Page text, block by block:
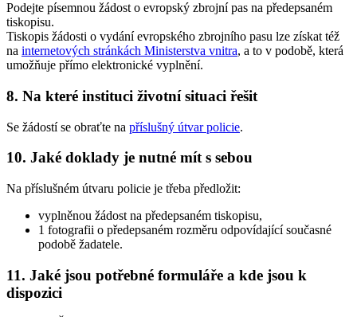
Podejte písemnou žádost o evropský zbrojní pas na předepsaném
tiskopisu.
Tiskopis žádosti o vydání evropského zbrojního pasu lze získat též
na internetových stránkách Ministerstva vnitra, a to v podobě, která
umožňuje přímo elektronické vyplnění.
8. Na které instituci životní situaci řešit
Se žádostí se obraťte na příslušný útvar policie.
10. Jaké doklady je nutné mít s sebou
Na příslušném útvaru policie je třeba předložit:
vyplněnou žádost na předepsaném tiskopisu,
1 fotografii o předepsaném rozměru odpovídající současné
podobě žadatele.
11. Jaké jsou potřebné formuláře a kde jsou k
dispozici